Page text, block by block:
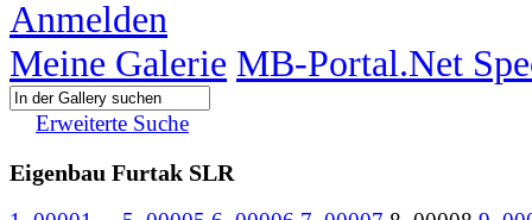
Anmelden
Meine Galerie MB-Portal.Net
Erweiterte Suche
Eigenbau Furtak SLR